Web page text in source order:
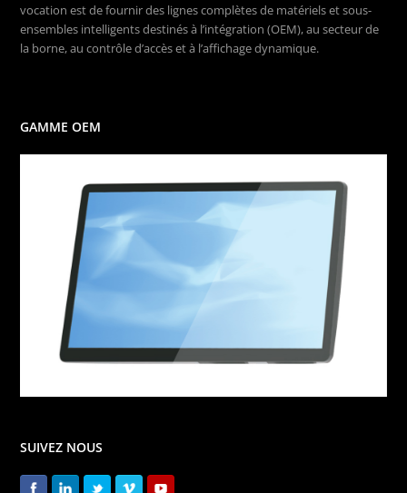
vocation est de fournir des lignes complètes de matériels et sous-
ensembles intelligents destinés à l’intégration (OEM), au secteur de
la borne, au contrôle d’accès et à l’affichage dynamique.
GAMME OEM
SUIVEZ NOUS